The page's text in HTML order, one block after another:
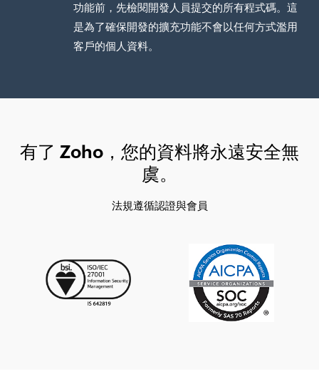
功能前，先檢閱開發人員提交的所有程式碼。這
是為了確保開發的擴充功能不會以任何方式濫用
客戶的個人資料。
有了 Zoho，您的資料將永遠安全無
虞。
法規遵循認證與會員